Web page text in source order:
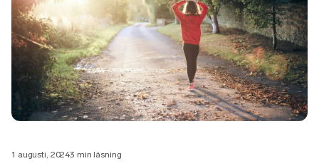
1 augusti, 20243 min läsning